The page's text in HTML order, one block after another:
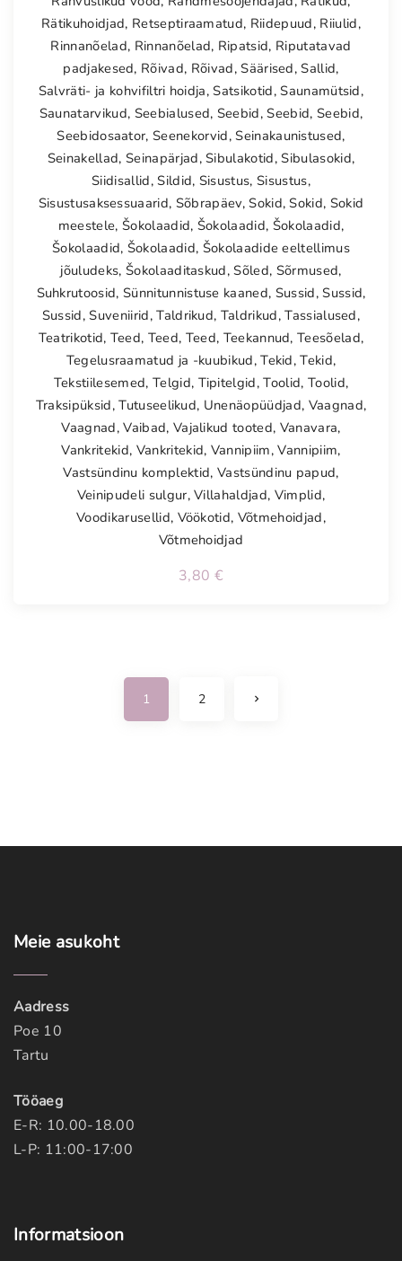
Rätikuhoidjad, Retseptiraamatud, Riidepuud, Riiulid,
Rinnanõelad, Rinnanõelad, Ripatsid, Riputatavad
padjakesed, Rõivad, Rõivad,Säärised,Sallid,
Salvräti- ja kohvifiltri hoidja,Satsikotid,Saunamütsid,
Saunatarvikud, Seebialused, Seebid,Seebid, Seebid,
Seebidosaator,Seenekorvid,Seinakaunistused,
Seinakellad, Seinapärjad,Sibulakotid,Sibulasokid,
Siidisallid,Sildid, Sisustus,Sisustus,
Sisustusaksessuaarid, Sõbrapäev,Sokid,Sokid, Sokid
meestele, Šokolaadid, Šokolaadid, Šokolaadid,
Šokolaadid, Šokolaadid, Šokolaadide eeltellimus
jõuludeks, Šokolaaditaskud,Sõled, Sõrmused,
Suhkrutoosid, Sünnitunnistuse kaaned, Sussid,Sussid,
Sussid,Suveniirid,Taldrikud, Taldrikud,Tassialused,
Teatrikotid, Teed, Teed, Teed, Teekannud,Teesõelad,
Tegelusraamatud ja -kuubikud,Tekid,Tekid,
Tekstiilesemed, Telgid, Tipitelgid,Toolid, Toolid,
Traksipüksid,Tutuseelikud, Unenäopüüdjad, Vaagnad,
Vaagnad,Vaibad, Vajalikud tooted, Vanavara,
Vankritekid, Vankritekid, Vannipiim,Vannipiim,
Vastsündinu komplektid, Vastsündinu papud,
Veinipudeli sulgur,Villahaldjad, Vimplid,
Voodikarusellid, Vöökotid, Võtmehoidjad,
Võtmehoidjad
3,80 €
1 2 N
Meie asukoht
Aadress
Poe 10
Tartu
Tööaeg
E-R: 10.00-18.00
L-P: 11:00-17:00
Informatsioon